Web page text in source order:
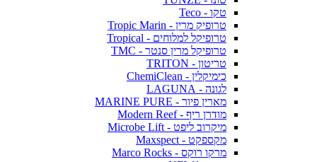
טקו - Teco
טרופיק מרין - Tropic Marin
טרופיקל למלוחים - Tropical
טרופיקל מרין סנטר - TMC
טריטון - TRITON
כימיקלין - ChemiClean
לגונה - LAGUNA
מארין פיור - MARINE PURE
מודרן ריף - Modern Reef
מיקרוב ליפט - Microbe Lift
מקספקט - Maxspect
מרקו רוקס - Marco Rocks